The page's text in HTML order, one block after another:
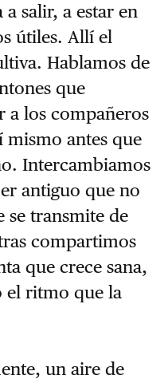
salir, a estar en
útiles. Allí el
Hablamos de
que
los compañeros
mismo antes que
Intercambiamos
antiguo que no
se transmite de
compartimos
que crece sana,
el ritmo que la
un aire de